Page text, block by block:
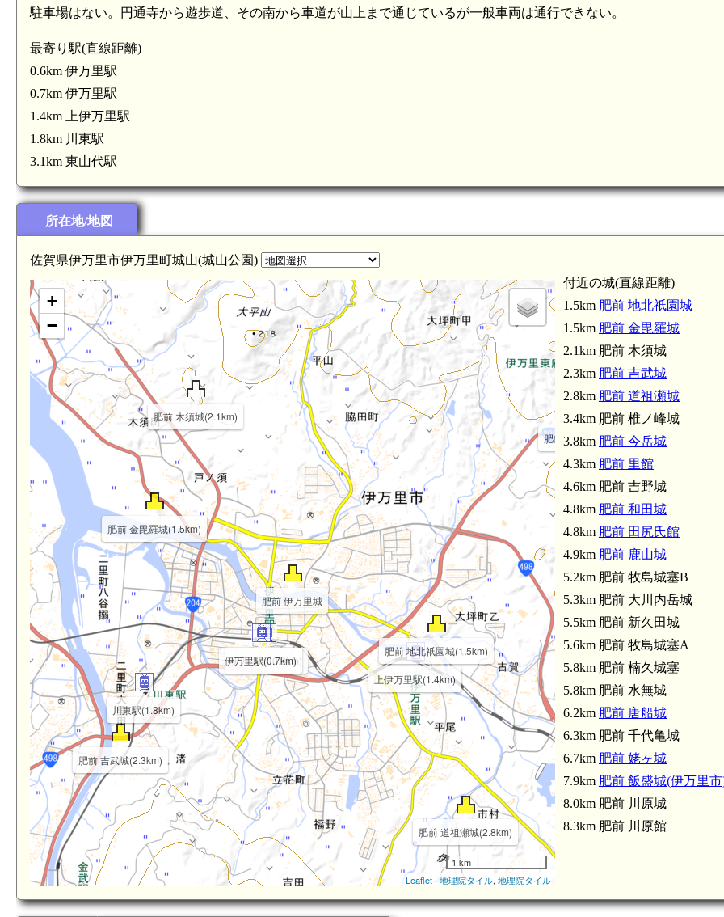
駐車場はない。円通寺から遊歩道、その南から車道が山上まで通じているが一般車両は通行できない。
最寄り駅(直線距離)
0.6km 伊万里駅
0.7km 伊万里駅
1.4km 上伊万里駅
1.8km 川東駅
3.1km 東山代駅
所在地/地図
佐賀県伊万里市伊万里町城山(城山公園)
伊万里駅(0.6km)
伊万里駅(0.7km)
上伊万里駅(1.4km)
川東駅(1.8km)
肥前 伊万里城
肥前 地北祇園城(1.5km)
肥前 金毘羅城(1.5km)
肥前 木須城(2.1km)
肥前 吉武城(2.3km)
肥前 道祖瀬城(2.8km)
肥前 椎ノ峰城(3.4km)
肥前 今岳城(3.8km)
+
−
1 km
Leaflet | 地理院タイル, 地理院タイル
付近の城(直線距離)
1.5km 肥前 地北祇園城
1.5km 肥前 金毘羅城
2.1km 肥前 木須城
2.3km 肥前 吉武城
2.8km 肥前 道祖瀬城
3.4km 肥前 椎ノ峰城
3.8km 肥前 今岳城
4.3km 肥前 里館
4.6km 肥前 吉野城
4.8km 肥前 和田城
4.8km 肥前 田尻氏館
4.9km 肥前 鹿山城
5.2km 肥前 牧島城塞B
5.3km 肥前 大川内岳城
5.5km 肥前 新久田城
5.6km 肥前 牧島城塞A
5.8km 肥前 楠久城塞
5.8km 肥前 水無城
6.2km 肥前 唐船城
6.3km 肥前 千代亀城
6.7km 肥前 姥ヶ城
7.9km 肥前 飯盛城(伊万里
8.0km 肥前 川原城
8.3km 肥前 川原館